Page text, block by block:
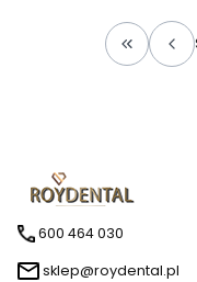
Wróć do
600 464 030
sklep@roydental.pl